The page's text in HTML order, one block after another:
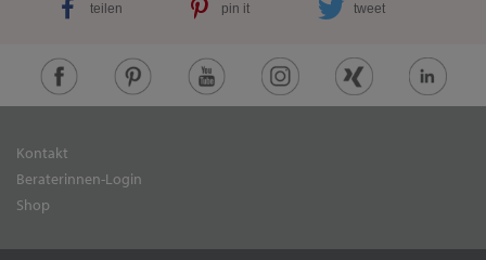
teilen pin it tweet
Kontakt
Beraterinnen-Login
Shop